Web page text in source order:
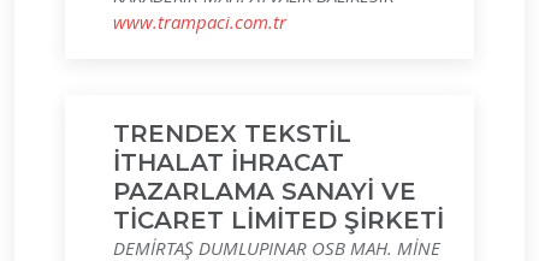
www.trampaci.com.tr
TRENDEX TEKSTİL
İTHALAT İHRACAT
PAZARLAMA SANAYİ VE
TİCARET LİMİTED ŞİRKETİ
DEMİRTAŞ DUMLUPINAR OSB MAH. MİNE